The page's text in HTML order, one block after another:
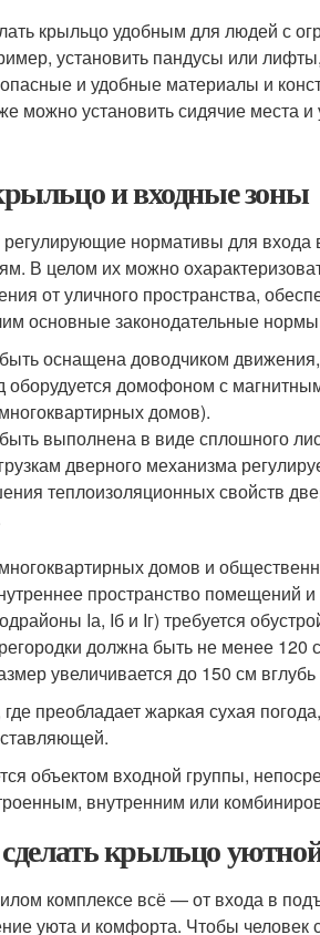
крыльцо удобным для людей с
установить пандусы или
и удобные материалы и
можно установить сидячие места и
и входные зоны
нормативы для входа
В целом их можно
от уличного пространства,
основные законодательные
оснащена доводчиком
оборудуется домофоном с
домов).
выполнена в виде сплошного
дверного механизма
теплоизоляционных свойств
домов и
пространство помещений
Iа, Iб и Iг) требуется
должна быть не менее
увеличивается до 150 см
преобладает жаркая сухая
объектом входной группы,
внутренним или
крыльцо
комплексе всё — от входа в
уюта и комфорта. Чтобы человек